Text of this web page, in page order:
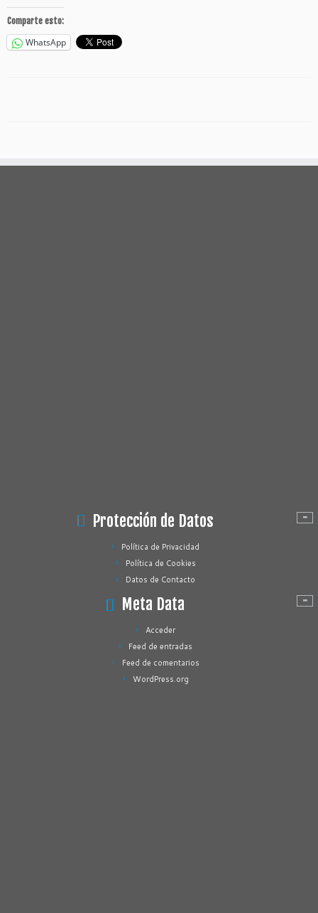
Comparte esto:
WhatsApp
Protección de Datos
Política de Privacidad
Política de Cookies
Datos de Contacto
Meta Data
Acceder
Feed de entradas
Feed de comentarios
WordPress.org